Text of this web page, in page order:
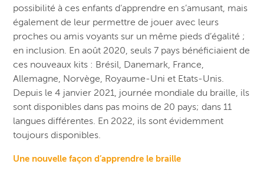
possibilité à ces enfants d’apprendre en s’amusant, mais
également de leur permettre de jouer avec leurs
proches ou amis voyants sur un même pieds d’égalité ;
en inclusion. En août 2020, seuls 7 pays bénéficiaient de
ces nouveaux kits : Brésil, Danemark, France,
Allemagne, Norvège, Royaume-Uni et Etats-Unis.
Depuis le 4 janvier 2021, journée mondiale du braille, ils
sont disponibles dans pas moins de 20 pays; dans 11
langues différentes. En 2022, ils sont évidemment
toujours disponibles.
Une nouvelle façon d’apprendre le braille